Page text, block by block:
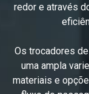
redor e através
Os trocadores
uma ampla
materiais e